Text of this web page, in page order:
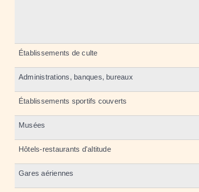
Établissements de culte
Administrations, banques, bureaux
Établissements sportifs couverts
Musées
Hôtels-restaurants d'altitude
Gares aériennes